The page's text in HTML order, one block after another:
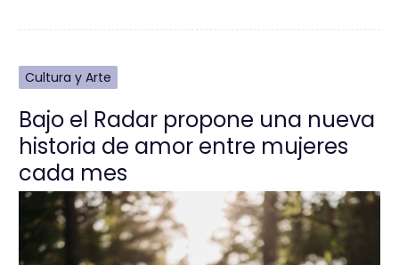
Cultura y Arte
Bajo el Radar propone una nueva
historia de amor entre mujeres
cada mes